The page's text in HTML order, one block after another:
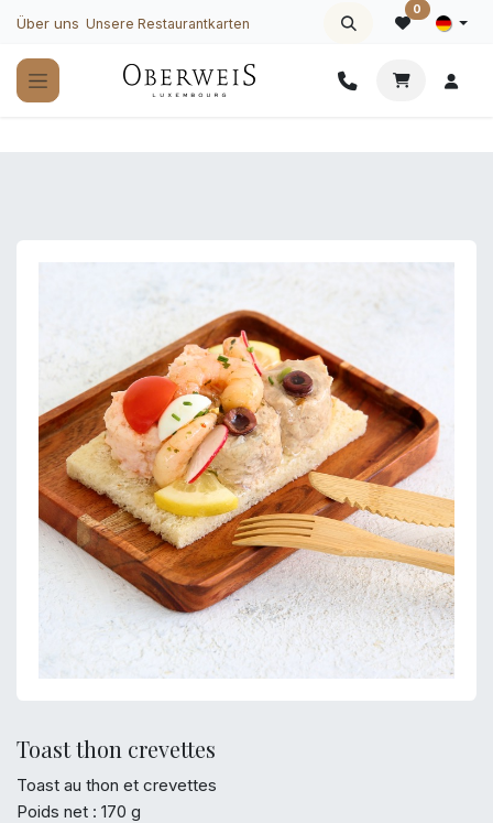
Zum Inhalt springen
Über uns Unsere Restaurantkarten
0
Toast thon crevettes
Toast au thon et crevettes
Poids net : 170 g